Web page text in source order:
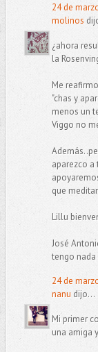
24 de
molinos
¿ahora
la
Me
"chas y
menos un
Viggo no
aparezco a
que
Lillu
José
tengo nada
24 de
nanu dijo...
Mi primer
una amiga